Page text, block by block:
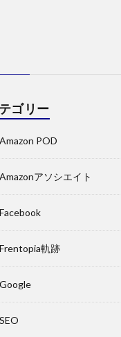
ゴリー
Amazon POD
Amazonアソシエイト
Facebook
Frentopia軌跡
Google
SEO